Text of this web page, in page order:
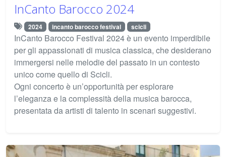
InCanto Barocco 2024
2024 incanto barocco festival scicli
InCanto Barocco Festival 2024 è un evento imperdibile
per gli appassionati di musica classica, che desiderano
immergersi nelle melodie del passato in un contesto
unico come quello di Scicli.
Ogni concerto è un’opportunità per esplorare
l’eleganza e la complessità della musica barocca,
presentata da artisti di talento in scenari suggestivi.